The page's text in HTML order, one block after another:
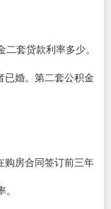
套贷款利率多少。
已婚。第二套公积金
购房合同签订前三年